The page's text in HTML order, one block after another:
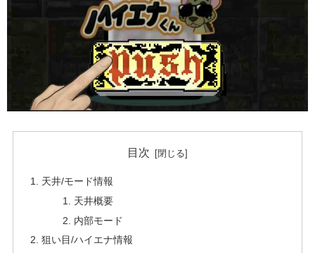
目次
天井/モード情報
天井概要
内部モード
狙い目/ハイエナ情報